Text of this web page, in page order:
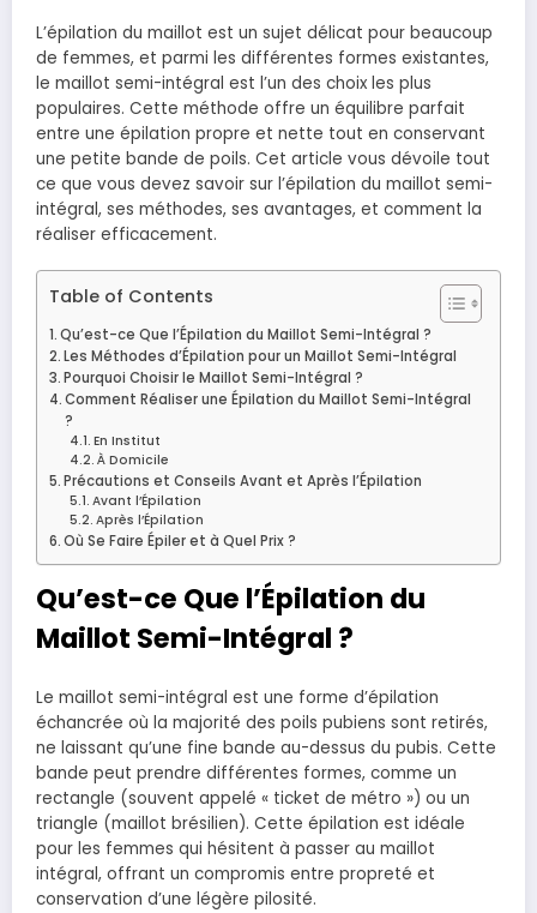
L’épilation du maillot est un sujet délicat pour beaucoup
de femmes, et parmi les différentes formes existantes,
le maillot semi-intégral est l’un des choix les plus
populaires. Cette méthode offre un équilibre parfait
entre une épilation propre et nette tout en conservant
une petite bande de poils. Cet article vous dévoile tout
ce que vous devez savoir sur l’épilation du maillot semi-
intégral, ses méthodes, ses avantages, et comment la
réaliser efficacement.
Table of Contents
Qu’est-ce Que l’Épilation du Maillot Semi-Intégral ?
Les Méthodes d’Épilation pour un Maillot Semi-Intégral
Pourquoi Choisir le Maillot Semi-Intégral ?
Comment Réaliser une Épilation du Maillot Semi-Intégral
?
En Institut
À Domicile
Précautions et Conseils Avant et Après l’Épilation
Avant l’Épilation
Après l’Épilation
Où Se Faire Épiler et à Quel Prix ?
Qu’est-ce Que l’Épilation du
Maillot Semi-Intégral ?
Le maillot semi-intégral est une forme d’épilation
échancrée où la majorité des poils pubiens sont retirés,
ne laissant qu’une fine bande au-dessus du pubis. Cette
bande peut prendre différentes formes, comme un
rectangle (souvent appelé « ticket de métro ») ou un
triangle (maillot brésilien). Cette épilation est idéale
pour les femmes qui hésitent à passer au maillot
intégral, offrant un compromis entre propreté et
conservation d’une légère pilosité.